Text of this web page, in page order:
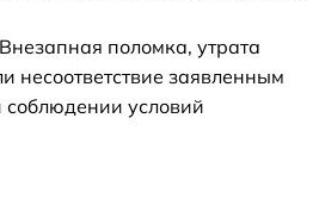
поломка, утрата
несоответствие заявленным
условий